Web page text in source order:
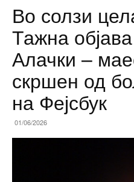
Во солзи
Тажна
Алачки –
скршен од
на Фејсбук
01/06/2026